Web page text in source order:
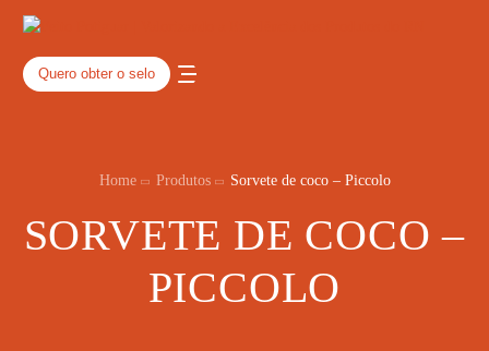
Quero obter o selo
Home Produtos Sorvete de coco – Piccolo
SORVETE DE COCO –
PICCOLO